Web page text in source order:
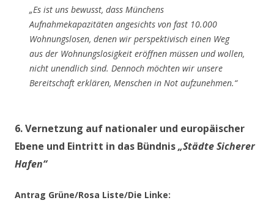
„Es ist uns bewusst, dass Münchens
Aufnahmekapazitäten angesichts von fast 10.000
Wohnungslosen, denen wir perspektivisch einen Weg
aus der Wohnungslosigkeit eröffnen müssen und wollen,
nicht unendlich sind. Dennoch möchten wir unsere
Bereitschaft erklären, Menschen in Not aufzunehmen.“
6. Vernetzung auf nationaler und europäischer
Ebene und Eintritt in das Bündnis„Städte Sicherer
Hafen“
Antrag Grüne/Rosa Liste/Die Linke: